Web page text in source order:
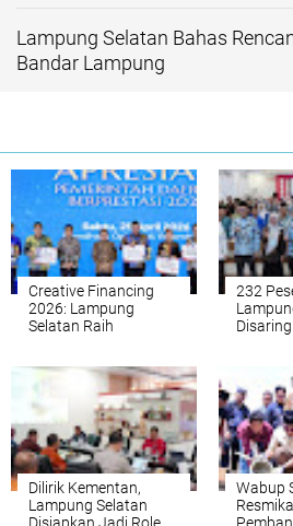
Lampung Selatan Bahas
Bandar Lampung
Creative Financing
2026: Lampung
Selatan Raih
Insentif Rp2 Miliar
dari Inovasi
Pembiayaan Daerah
232
Dilirik Kementan,
Lampung Selatan
Wabup